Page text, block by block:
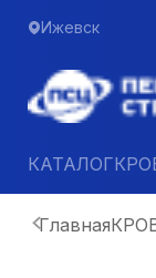
Ижевск
КАТАЛОГ
Главная